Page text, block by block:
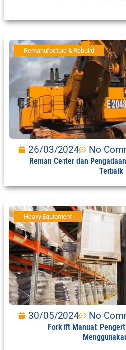
Remanufacture & Rebuild
26/03/2024 No
Reman Center dan
Terbaik
Heavy Equipment
30/05/2024 No
Forklift Manual: